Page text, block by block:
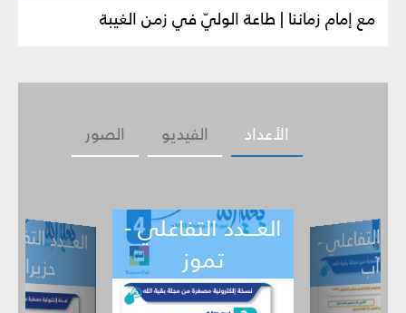
مع إمام زماننا | طاعة الوليّ في زمن الغيبة
الصور الفيديو الأعداد
التفاعلي -
تموز
العـــدد التفاعلي -
حزيران
العـــدد
ي
أيار